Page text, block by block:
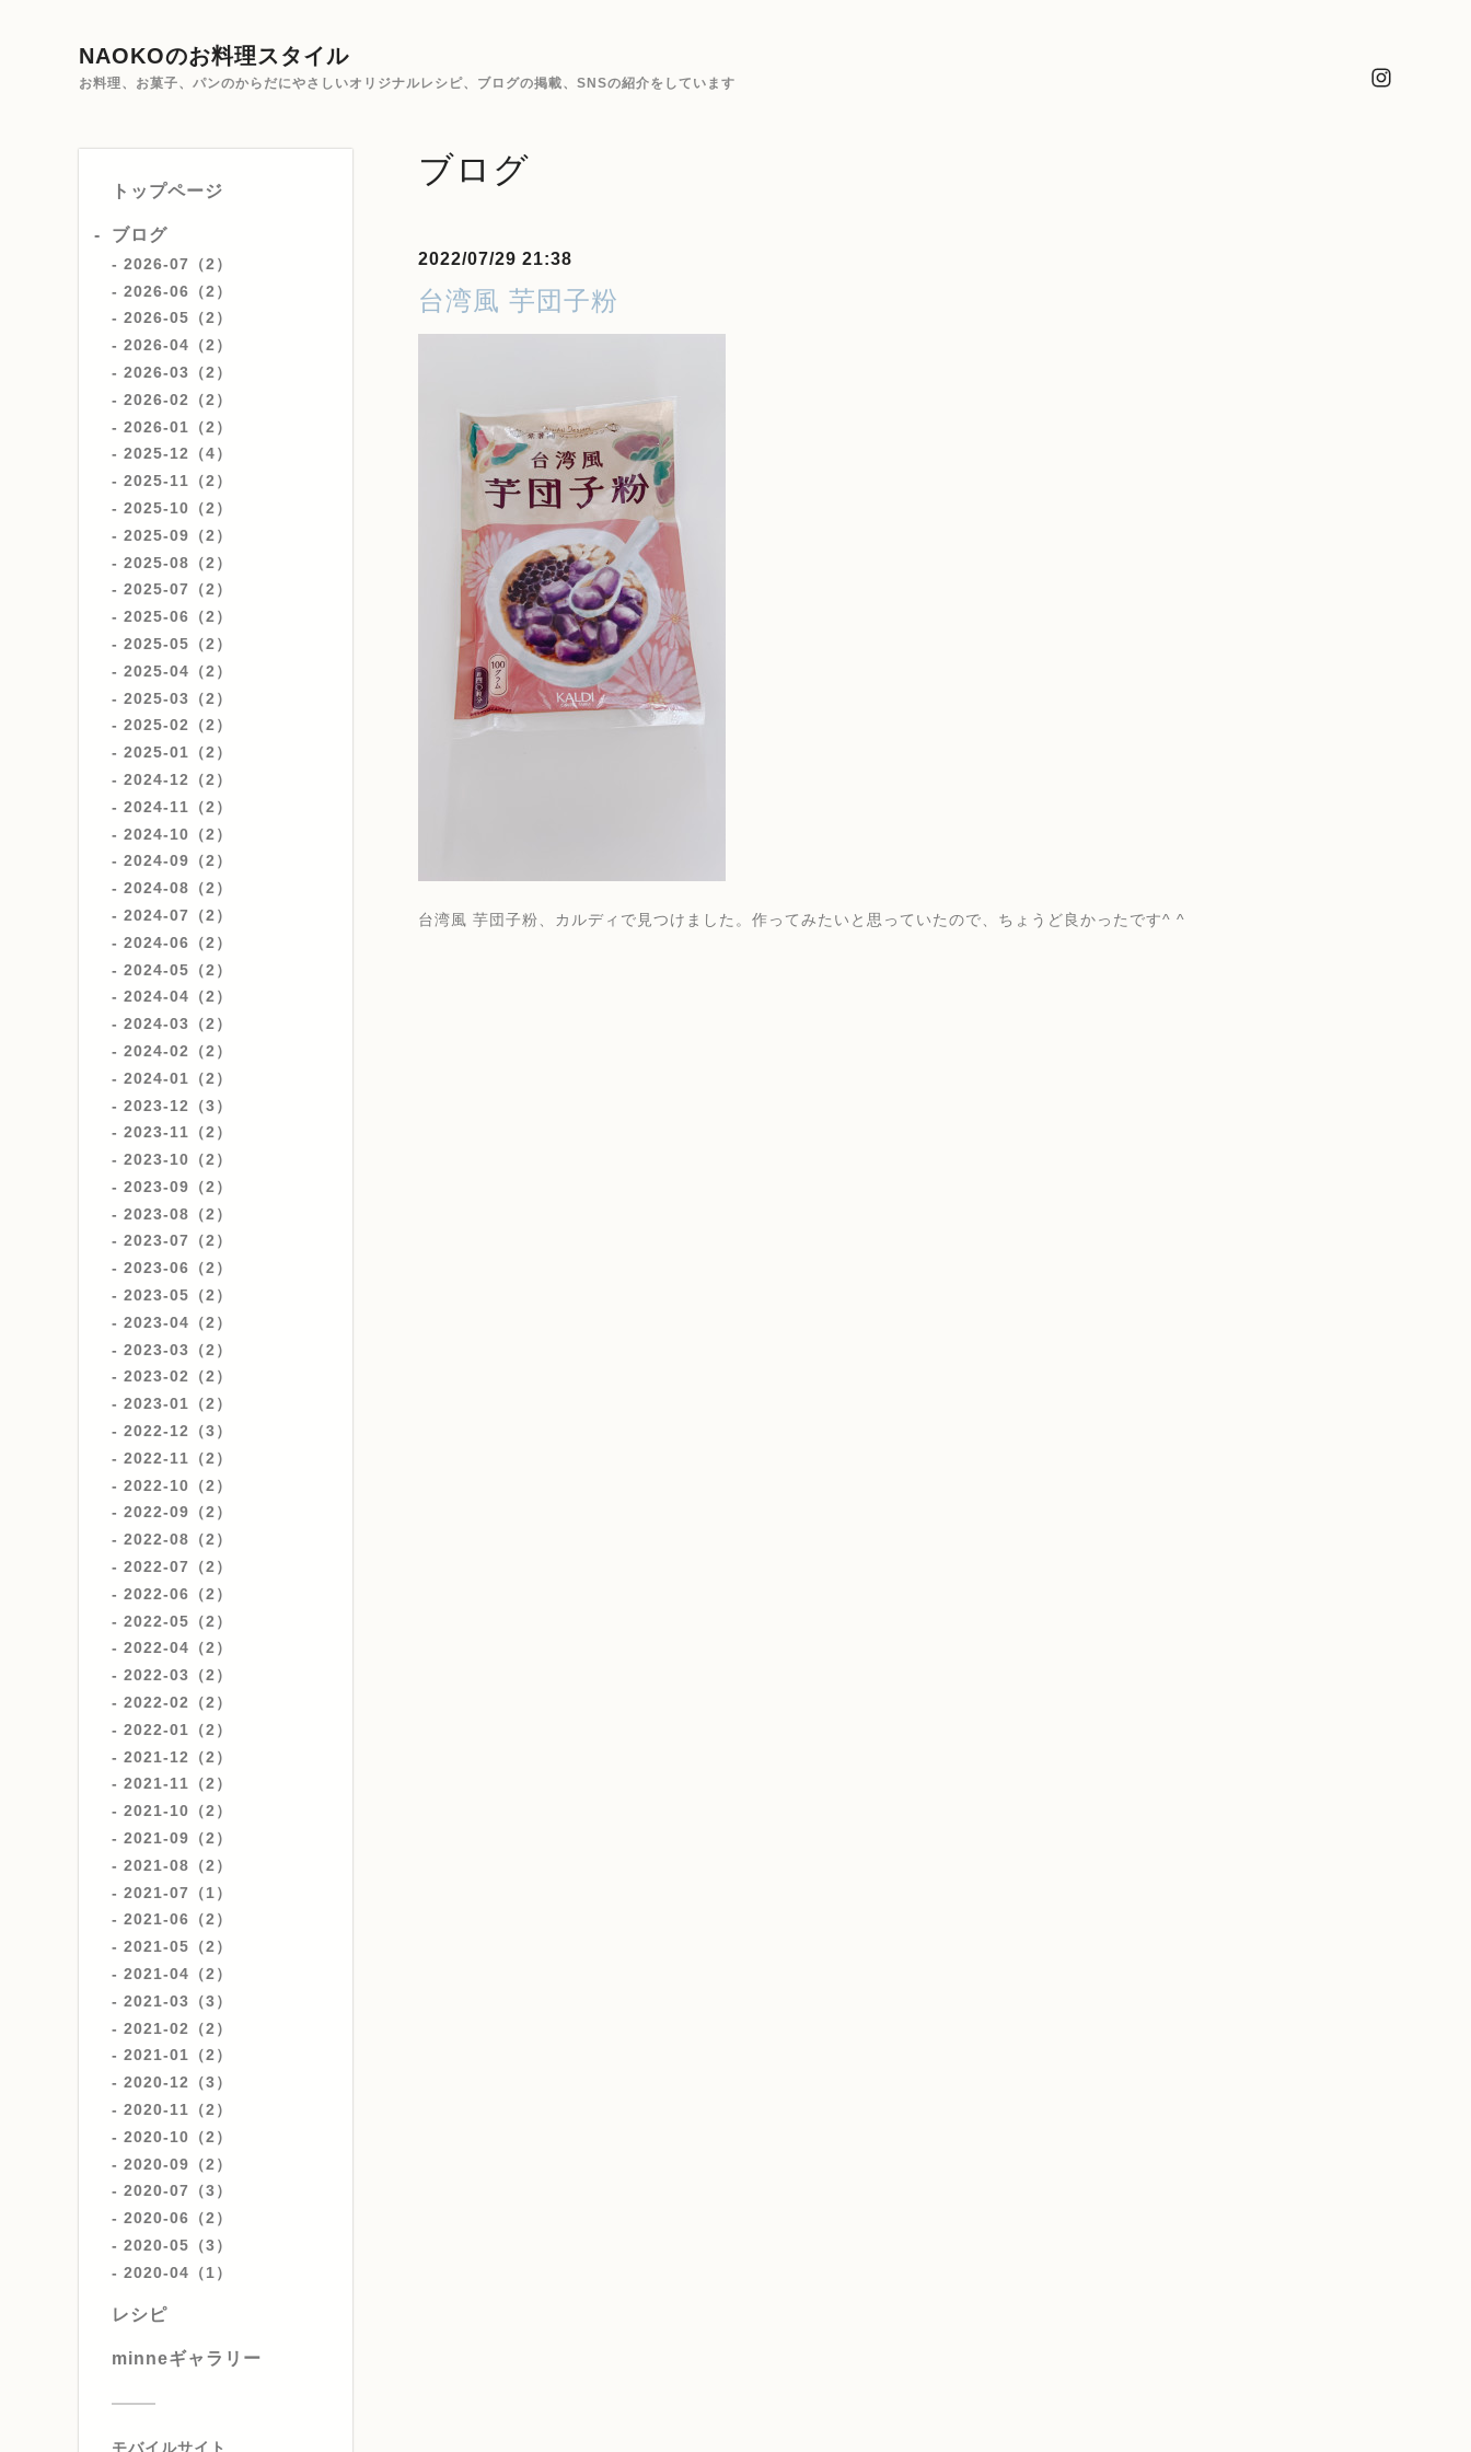
NAOKOのお料理スタイル
お料理、お菓子、パンのからだにやさしいオリジナルレシピ、ブログの掲載、SNSの紹介をしています
トップページ
ブログ
2026-07（2）
2026-06（2）
2026-05（2）
2026-04（2）
2026-03（2）
2026-02（2）
2026-01（2）
2025-12（4）
2025-11（2）
2025-10（2）
2025-09（2）
2025-08（2）
2025-07（2）
2025-06（2）
2025-05（2）
2025-04（2）
2025-03（2）
2025-02（2）
2025-01（2）
2024-12（2）
2024-11（2）
2024-10（2）
2024-09（2）
2024-08（2）
2024-07（2）
2024-06（2）
2024-05（2）
2024-04（2）
2024-03（2）
2024-02（2）
2024-01（2）
2023-12（3）
2023-11（2）
2023-10（2）
2023-09（2）
2023-08（2）
2023-07（2）
2023-06（2）
2023-05（2）
2023-04（2）
2023-03（2）
2023-02（2）
2023-01（2）
2022-12（3）
2022-11（2）
2022-10（2）
2022-09（2）
2022-08（2）
2022-07（2）
2022-06（2）
2022-05（2）
2022-04（2）
2022-03（2）
2022-02（2）
2022-01（2）
2021-12（2）
2021-11（2）
2021-10（2）
2021-09（2）
2021-08（2）
2021-07（1）
2021-06（2）
2021-05（2）
2021-04（2）
2021-03（3）
2021-02（2）
2021-01（2）
2020-12（3）
2020-11（2）
2020-10（2）
2020-09（2）
2020-07（3）
2020-06（2）
2020-05（3）
2020-04（1）
レシピ
minneギャラリー
モバイルサイト
ブログ
2022/07/29 21:38
台湾風 芋団子粉
台湾風 芋団子粉、カルディで見つけました。作ってみたいと思っていたので、ちょうど良かったです^ ^